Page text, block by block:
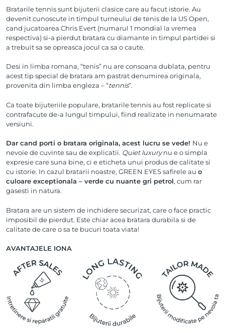
Bratarile tennis sunt bijuterii clasice care au facut istorie. Au
devenit cunoscute in timpul turneului de tenis de la US Open,
cand jucatoarea Chris Evert (numarul 1 mondial la vremea
respectiva) si-a pierdut bratara cu diamante in timpul partidei si
a trebuit sa se opreasca jocul ca sa o caute.
Desi in limba romana, “tenis” nu are consoana dublata, pentru
acest tip special de bratara am pastrat denumirea originala,
provenita din limba engleza – “tennis”.
Ca toate bijuteriile populare, bratarile tennis au fost replicate si
contrafacute de-a lungul timpului, fiind realizate in nenumarate
versiuni.
Dar cand porti o bratara originala, acest lucru se vede! Nu e
nevoie de cuvinte sau de explicatii. Quiet luxurynu e o simpla
expresie care suna bine, ci e eticheta unui produs de calitate si
cu istorie. In cazul bratarii noastre, GREEN EYES safirele au o
culoare exceptionala – verde cu nuante gri petrol, cum rar
gasesti in natura.
Bratara are un sistem de inchidere securizat, care o face practic
imposibil de pierdut. Este chiar acea bratara durabila si de
calitate de care o sa te bucuri toata viata!
AVANTAJELE IONA